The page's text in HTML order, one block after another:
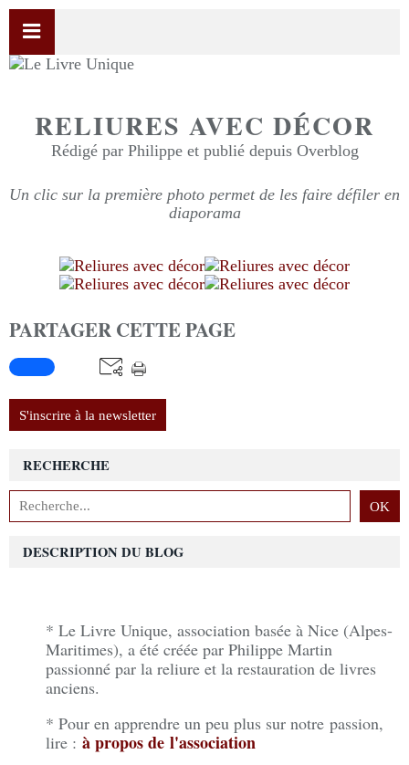
RELIURES AVEC DÉCOR
Rédigé par Philippe et publié depuis Overblog
Un clic sur la première photo permet de les faire défiler en
diaporama
PARTAGER CETTE PAGE
S'inscrire à la newsletter
RECHERCHE
DESCRIPTION DU BLOG
* Le Livre Unique, association basée à Nice (Alpes-
Maritimes), a été créée par Philippe Martin
passionné par la reliure et la restauration de livres
anciens.
* Pour en apprendre un peu plus sur notre passion,
lire : à propos de l'association